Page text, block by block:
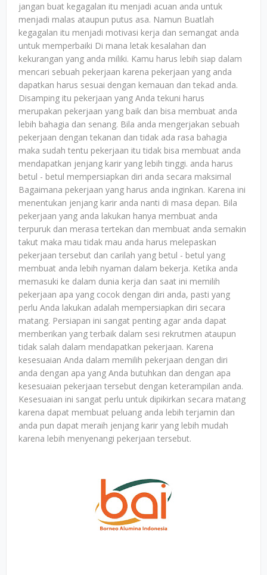
jangan buat kegagalan itu menjadi acuan anda untuk
menjadi malas ataupun putus asa. Namun Buatlah
kegagalan itu menjadi motivasi kerja dan semangat anda
untuk memperbaiki Di mana letak kesalahan dan
kekurangan yang anda miliki. Kamu harus lebih siap dalam
mencari sebuah pekerjaan karena pekerjaan yang anda
dapatkan harus sesuai dengan kemauan dan tekad anda.
Disamping itu pekerjaan yang Anda tekuni harus
merupakan pekerjaan yang baik dan bisa membuat anda
lebih bahagia dan senang. Bila anda mengerjakan sebuah
pekerjaan dengan tekanan dan tidak ada rasa bahagia
maka sudah tentu pekerjaan itu tidak bisa membuat anda
mendapatkan jenjang karir yang lebih tinggi. anda harus
betul - betul mempersiapkan diri anda secara maksimal
Bagaimana pekerjaan yang harus anda inginkan. Karena ini
menentukan jenjang karir anda nanti di masa depan. Bila
pekerjaan yang anda lakukan hanya membuat anda
terpuruk dan merasa tertekan dan membuat anda semakin
takut maka mau tidak mau anda harus melepaskan
pekerjaan tersebut dan carilah yang betul - betul yang
membuat anda lebih nyaman dalam bekerja. Ketika anda
memasuki ke dalam dunia kerja dan saat ini memilih
pekerjaan apa yang cocok dengan diri anda, pasti yang
perlu Anda lakukan adalah mempersiapkan diri secara
matang. Persiapan ini sangat penting agar anda dapat
memberikan yang terbaik dalam sesi rekrutmen ataupun
tidak salah dalam mendapatkan pekerjaan. Karena
kesesuaian Anda dalam memilih pekerjaan dengan diri
anda dengan apa yang Anda butuhkan dan dengan apa
kesesuaian pekerjaan tersebut dengan keterampilan anda.
Kesesuaian ini sangat perlu untuk dipikirkan secara matang
karena dapat membuat peluang anda lebih terjamin dan
anda pun dapat meraih jenjang karir yang lebih mudah
karena lebih menyenangi pekerjaan tersebut.